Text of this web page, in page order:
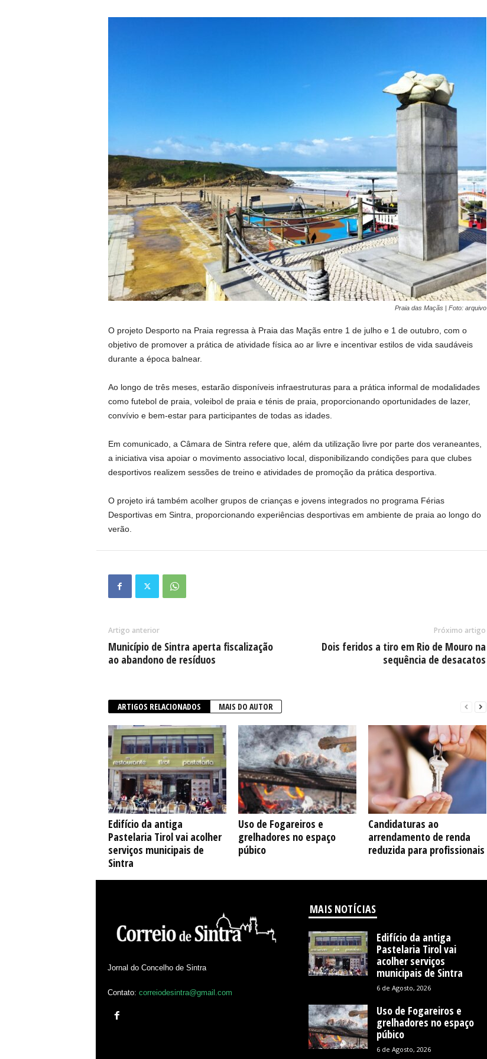
Praia das Maçãs | Foto: arquivo
O projeto Desporto na Praia regressa à Praia das Maçãs entre 1 de julho e 1 de outubro, com o
objetivo de promover a prática de atividade física ao ar livre e incentivar estilos de vida saudáveis
durante a época balnear.
Ao longo de três meses, estarão disponíveis infraestruturas para a prática informal de modalidades
como futebol de praia, voleibol de praia e ténis de praia, proporcionando oportunidades de lazer,
convívio e bem-estar para participantes de todas as idades.
Em comunicado, a Câmara de Sintra refere que, além da utilização livre por parte dos veraneantes,
a iniciativa visa apoiar o movimento associativo local, disponibilizando condições para que clubes
desportivos realizem sessões de treino e atividades de promoção da prática desportiva.
O projeto irá também acolher grupos de crianças e jovens integrados no programa Férias
Desportivas em Sintra, proporcionando experiências desportivas em ambiente de praia ao longo do
verão.
Artigo anterior
Município de Sintra aperta fiscalização
ao abandono de resíduos
Próximo artigo
Dois feridos a tiro em Rio de Mouro na
sequência de desacatos
ARTIGOS RELACIONADOS MAIS DO AUTOR
Edifício da antiga
Pastelaria Tirol vai acolher
serviços municipais de
Sintra
Uso de Fogareiros e
grelhadores no espaço
púbico
Candidaturas ao
arrendamento de renda
reduzida para profissionais
Jornal do Concelho de Sintra
Contato: correiodesintra@gmail.com
MAIS NOTÍCIAS
Edifício da antiga
Pastelaria Tirol vai
acolher serviços
municipais de Sintra
6 de Agosto, 2026
Uso de Fogareiros e
grelhadores no espaço
púbico
6 de Agosto, 2026